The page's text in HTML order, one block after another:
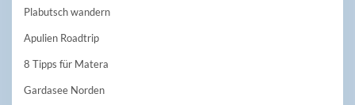
Plabutsch wandern
Apulien Roadtrip
8 Tipps für Matera
Gardasee Norden